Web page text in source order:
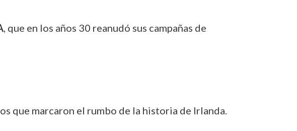
, que en los años 30 reanudó sus campañas de
que marcaron el rumbo de la historia de Irlanda.